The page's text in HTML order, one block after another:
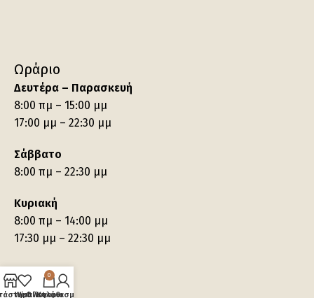
Ωράριο
Δευτέρα – Παρασκευή
8:00 πμ – 15:00 μμ
17:00 μμ – 22:30 μμ
Σάββατο
8:00 πμ – 22:30 μμ
Κυριακή
8:00 πμ – 14:00 μμ
17:30 μμ – 22:30 μμ
Wishlist
0
Καλάθι
Ο λογαριασμός μου